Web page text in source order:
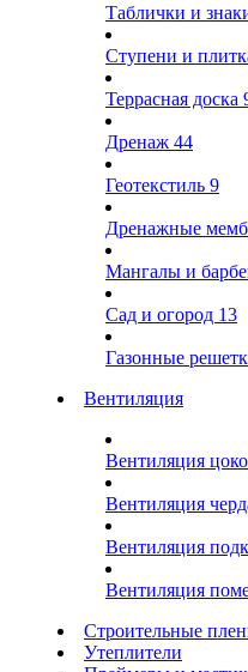
Таблички и
Ступени и
Террасная доска
Дренаж 44
Геотекстиль 9
Дренажные
Мангалы и
Сад и огород 13
Газонные
Вентиляция
Вентиляция
Вентиляция
Вентиляция
Вентиляция
Строительные
Утеплители